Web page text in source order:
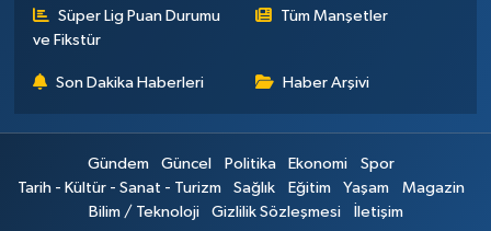
Süper Lig Puan Durumu
ve Fikstür
Tüm Manşetler
Son Dakika Haberleri Haber Arşivi
Gündem Güncel Politika Ekonomi
Spor
Tarih - Kültür - Sanat - Turizm
Sağlık Eğitim Yaşam
Magazin
Bilim / Teknoloji
Gizlilik Sözleşmesi İletişim